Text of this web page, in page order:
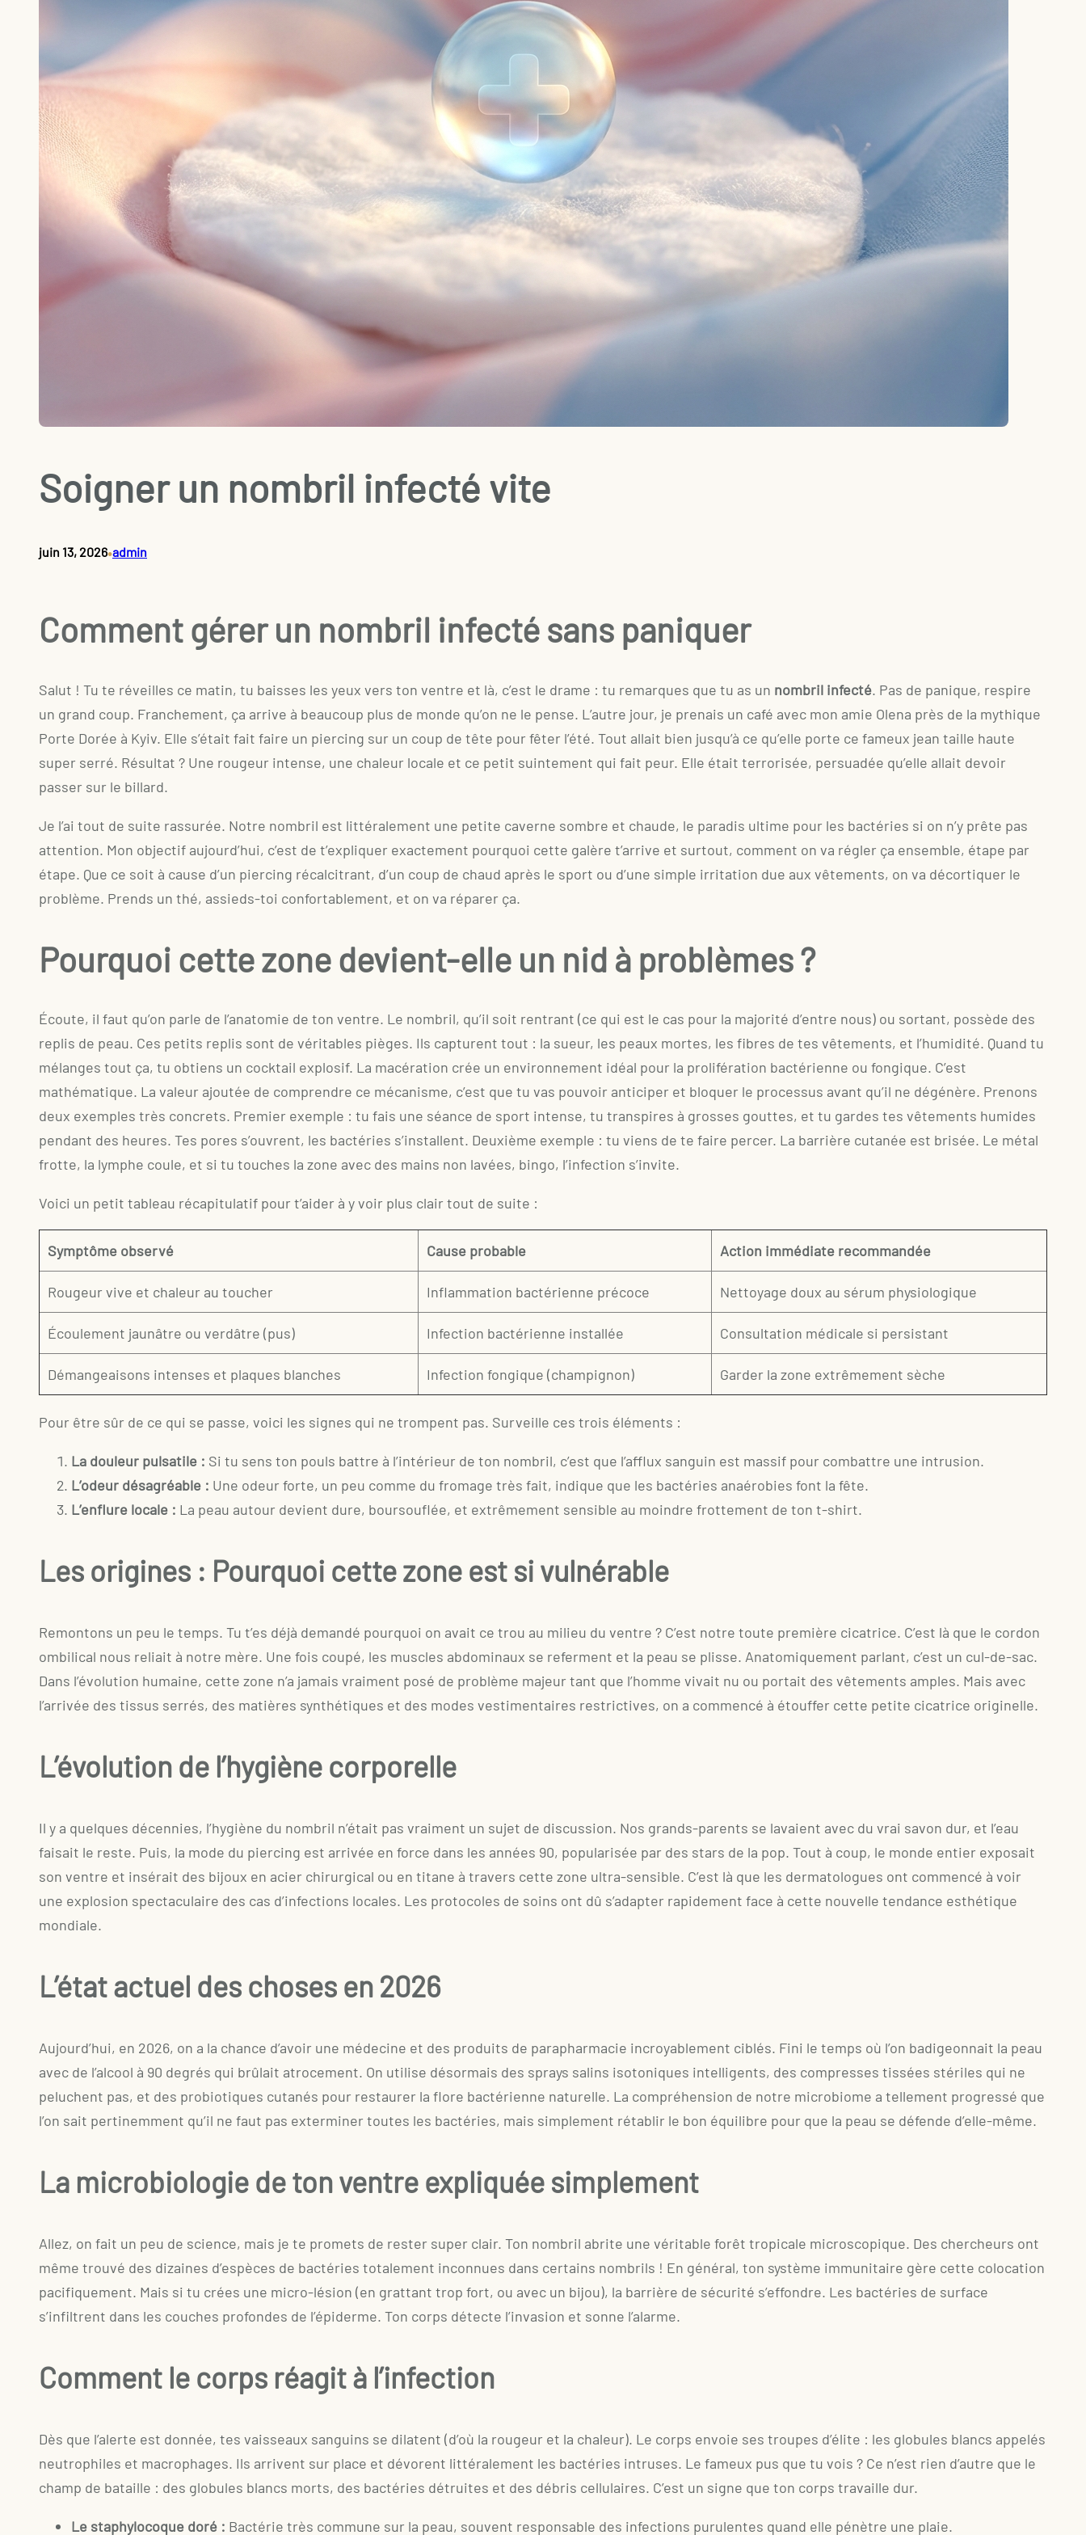
Soigner un nombril infecté vite
juin 13, 2026•admin
Comment gérer un nombril infecté sans paniquer
Salut ! Tu te réveilles ce matin, tu baisses les yeux vers ton ventre et là, c’est le drame : tu remarques que tu as un nombril infecté. Pas de panique, respire
un grand coup. Franchement, ça arrive à beaucoup plus de monde qu’on ne le pense. L’autre jour, je prenais un café avec mon amie Olena près de la mythique
Porte Dorée à Kyiv. Elle s’était fait faire un piercing sur un coup de tête pour fêter l’été. Tout allait bien jusqu’à ce qu’elle porte ce fameux jean taille haute
super serré. Résultat ? Une rougeur intense, une chaleur locale et ce petit suintement qui fait peur. Elle était terrorisée, persuadée qu’elle allait devoir
passer sur le billard.
Je l’ai tout de suite rassurée. Notre nombril est littéralement une petite caverne sombre et chaude, le paradis ultime pour les bactéries si on n’y prête pas
attention. Mon objectif aujourd’hui, c’est de t’expliquer exactement pourquoi cette galère t’arrive et surtout, comment on va régler ça ensemble, étape par
étape. Que ce soit à cause d’un piercing récalcitrant, d’un coup de chaud après le sport ou d’une simple irritation due aux vêtements, on va décortiquer le
problème. Prends un thé, assieds-toi confortablement, et on va réparer ça.
Pourquoi cette zone devient-elle un nid à problèmes ?
Écoute, il faut qu’on parle de l’anatomie de ton ventre. Le nombril, qu’il soit rentrant (ce qui est le cas pour la majorité d’entre nous) ou sortant, possède des
replis de peau. Ces petits replis sont de véritables pièges. Ils capturent tout : la sueur, les peaux mortes, les fibres de tes vêtements, et l’humidité. Quand tu
mélanges tout ça, tu obtiens un cocktail explosif. La macération crée un environnement idéal pour la prolifération bactérienne ou fongique. C’est
mathématique. La valeur ajoutée de comprendre ce mécanisme, c’est que tu vas pouvoir anticiper et bloquer le processus avant qu’il ne dégénère. Prenons
deux exemples très concrets. Premier exemple : tu fais une séance de sport intense, tu transpires à grosses gouttes, et tu gardes tes vêtements humides
pendant des heures. Tes pores s’ouvrent, les bactéries s’installent. Deuxième exemple : tu viens de te faire percer. La barrière cutanée est brisée. Le métal
frotte, la lymphe coule, et si tu touches la zone avec des mains non lavées, bingo, l’infection s’invite.
Voici un petit tableau récapitulatif pour t’aider à y voir plus clair tout de suite :
Symptôme observé Cause probable Action immédiate recommandée
Rougeur vive et chaleur au toucher Inflammation bactérienne précoce Nettoyage doux au sérum physiologique
Écoulement jaunâtre ou verdâtre (pus) Infection bactérienne installée Consultation médicale si persistant
Démangeaisons intenses et plaques blanches Infection fongique (champignon) Garder la zone extrêmement sèche
Pour être sûr de ce qui se passe, voici les signes qui ne trompent pas. Surveille ces trois éléments :
La douleur pulsatile : Si tu sens ton pouls battre à l’intérieur de ton nombril, c’est que l’afflux sanguin est massif pour combattre une intrusion.
L’odeur désagréable : Une odeur forte, un peu comme du fromage très fait, indique que les bactéries anaérobies font la fête.
L’enflure locale : La peau autour devient dure, boursouflée, et extrêmement sensible au moindre frottement de ton t-shirt.
Les origines : Pourquoi cette zone est si vulnérable
Remontons un peu le temps. Tu t’es déjà demandé pourquoi on avait ce trou au milieu du ventre ? C’est notre toute première cicatrice. C’est là que le cordon
ombilical nous reliait à notre mère. Une fois coupé, les muscles abdominaux se referment et la peau se plisse. Anatomiquement parlant, c’est un cul-de-sac.
Dans l’évolution humaine, cette zone n’a jamais vraiment posé de problème majeur tant que l’homme vivait nu ou portait des vêtements amples. Mais avec
l’arrivée des tissus serrés, des matières synthétiques et des modes vestimentaires restrictives, on a commencé à étouffer cette petite cicatrice originelle.
L’évolution de l’hygiène corporelle
Il y a quelques décennies, l’hygiène du nombril n’était pas vraiment un sujet de discussion. Nos grands-parents se lavaient avec du vrai savon dur, et l’eau
faisait le reste. Puis, la mode du piercing est arrivée en force dans les années 90, popularisée par des stars de la pop. Tout à coup, le monde entier exposait
son ventre et insérait des bijoux en acier chirurgical ou en titane à travers cette zone ultra-sensible. C’est là que les dermatologues ont commencé à voir
une explosion spectaculaire des cas d’infections locales. Les protocoles de soins ont dû s’adapter rapidement face à cette nouvelle tendance esthétique
mondiale.
L’état actuel des choses en 2026
Aujourd’hui, en 2026, on a la chance d’avoir une médecine et des produits de parapharmacie incroyablement ciblés. Fini le temps où l’on badigeonnait la peau
avec de l’alcool à 90 degrés qui brûlait atrocement. On utilise désormais des sprays salins isotoniques intelligents, des compresses tissées stériles qui ne
peluchent pas, et des probiotiques cutanés pour restaurer la flore bactérienne naturelle. La compréhension de notre microbiome a tellement progressé que
l’on sait pertinemment qu’il ne faut pas exterminer toutes les bactéries, mais simplement rétablir le bon équilibre pour que la peau se défende d’elle-même.
La microbiologie de ton ventre expliquée simplement
Allez, on fait un peu de science, mais je te promets de rester super clair. Ton nombril abrite une véritable forêt tropicale microscopique. Des chercheurs ont
même trouvé des dizaines d’espèces de bactéries totalement inconnues dans certains nombrils ! En général, ton système immunitaire gère cette colocation
pacifiquement. Mais si tu crées une micro-lésion (en grattant trop fort, ou avec un bijou), la barrière de sécurité s’effondre. Les bactéries de surface
s’infiltrent dans les couches profondes de l’épiderme. Ton corps détecte l’invasion et sonne l’alarme.
Comment le corps réagit à l’infection
Dès que l’alerte est donnée, tes vaisseaux sanguins se dilatent (d’où la rougeur et la chaleur). Le corps envoie ses troupes d’élite : les globules blancs appelés
neutrophiles et macrophages. Ils arrivent sur place et dévorent littéralement les bactéries intruses. Le fameux pus que tu vois ? Ce n’est rien d’autre que le
champ de bataille : des globules blancs morts, des bactéries détruites et des débris cellulaires. C’est un signe que ton corps travaille dur.
Le staphylocoque doré : Bactérie très commune sur la peau, souvent responsable des infections purulentes quand elle pénètre une plaie.